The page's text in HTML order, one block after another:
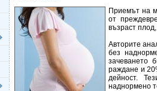
Приемът на
от
възраст
Авторите
без
зачеването
раждане и
дейност.
наднормено